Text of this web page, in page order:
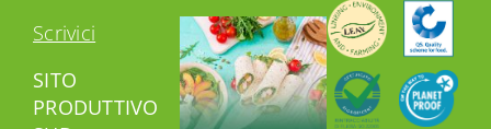
Scrivici
SITO
PRODUTTIVO